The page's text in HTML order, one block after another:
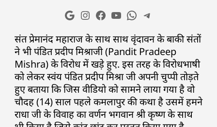
संत प्रेमानंद महाराज के साथ साथ वृंदावन के बाकी संतों
ने भी पंडित प्रदीप मिश्राजी (Pandit Pradeep
Mishra) के विरोध में खड़े हुए. इस तरह के विरोधभाषी
को लेकर स्वंय पंडित प्रदीप मिश्रा जी अपनी चुप्पी तोड़ते
हुए बताया कि जिस वीडियो को सामने लाया गया है वो
चौदह (14) साल पहले कमलापुर की कथा है उसमें हमने
राधा जी के विवाह का वर्णन भगवान श्री कृष्ण के साथ